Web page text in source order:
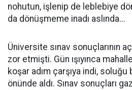
nohutun, işlenip de leblebiye
da dönüşmeme inadı aslında...
Üniversite sınav sonuçlarının
zor etmişti. Gün ışıyınca
koşar adım çarşıya indi,
önünde aldı. Sınav sonuçları